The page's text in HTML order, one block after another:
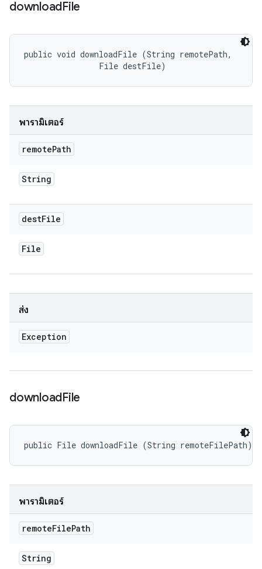
downloadFile
public void downloadFile (String remotePath,
                File destFile)
พารามิเตอร์
remotePath
String
destFile
File
ส่ง
Exception
downloadFile
public File downloadFile (String remoteFilePath)
พารามิเตอร์
remoteFilePath
String